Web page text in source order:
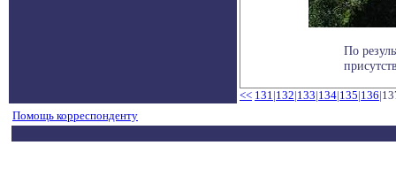
По
<< 131|132|133|134|135|136
Помощь корреспонденту